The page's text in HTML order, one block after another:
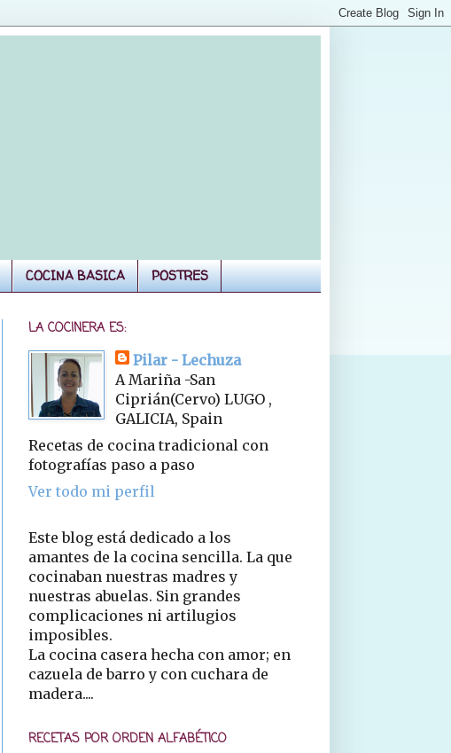
COCINA BASICA POSTRES
LA COCINERA ES:
Pilar - Lechuza
A Mariña -San
Ciprián(Cervo) LUGO ,
GALICIA, Spain
Recetas de cocina tradicional con
fotografías paso a paso
Ver todo mi perfil
Este blog está dedicado a los
amantes de la cocina sencilla. La que
cocinaban nuestras madres y
nuestras abuelas. Sin grandes
complicaciones ni artilugios
imposibles.
La cocina casera hecha con amor; en
cazuela de barro y con cuchara de
madera....
RECETAS POR ORDEN ALFABÉTICO